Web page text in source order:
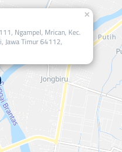
Ngampel, Mrican, Kec.
Jawa Timur 64112,
×